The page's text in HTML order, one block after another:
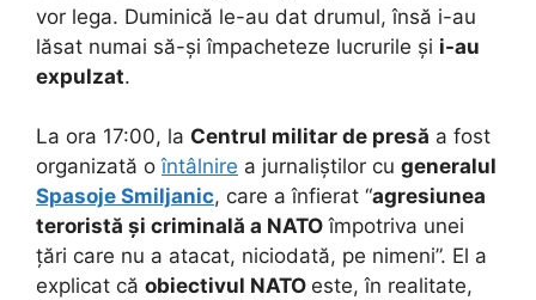
vor lega. Duminică le-au dat drumul, însă i-au
lăsat numai să-și împacheteze lucrurile și i-au
expulzat.
La ora 17:00, la Centrul militar de presă a fost
organizată oîntâlnire a jurnaliștilor cu generalul
Spasoje Smiljanic, care a înfierat “agresiunea
teroristă și criminală a NATO împotriva unei
țări care nu a atacat, niciodată, pe nimeni”. El a
explicat că obiectivul NATO este, în realitate,